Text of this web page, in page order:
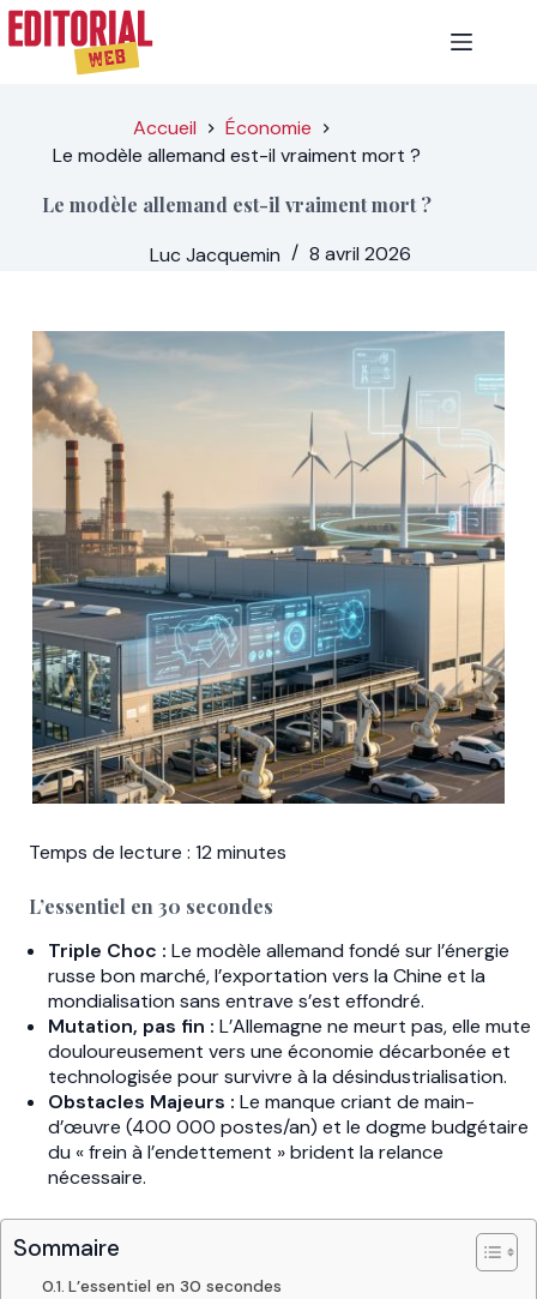
Passer
au
Accueil
Économie
Le modèle allemand est-il vraiment mort ?
Le modèle allemand est-il vraiment mort ?
Luc Jacquemin
8 avril 2026
Temps de lecture : 12 minutes
L’essentiel en 30 secondes
Triple Choc : Le modèle allemand fondé sur l’énergie
russe bon marché, l’exportation vers la Chine et la
mondialisation sans entrave s’est effondré.
Mutation, pas fin : L’Allemagne ne meurt pas, elle mute
douloureusement vers une économie décarbonée et
technologisée pour survivre à la désindustrialisation.
Obstacles Majeurs : Le manque criant de main-
d’œuvre (400 000 postes/an) et le dogme budgétaire
du « frein à l’endettement » brident la relance
nécessaire.
Sommaire
L’essentiel en 30 secondes